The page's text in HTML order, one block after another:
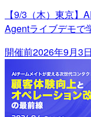
【9/3（木）東京
Agentライブデモで
開催前2026年9月3